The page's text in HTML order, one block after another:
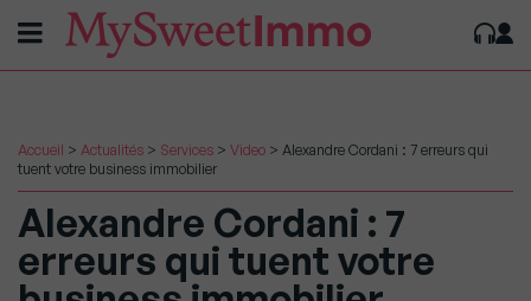
Accueil > Actualités > Services > Video > Alexandre Cordani : 7 erreurs qui
tuent votre business immobilier
Alexandre Cordani : 7
erreurs qui tuent votre